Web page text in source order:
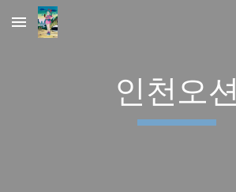
Skip to main content
인천오션